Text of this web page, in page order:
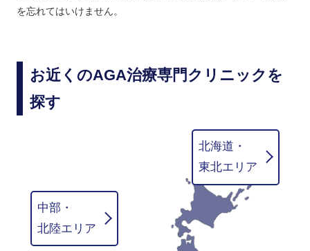
を忘れてはいけません。
お近くのAGA治療専門クリニックを
探す
北海道・
東北エリア
中部・
北陸エリア